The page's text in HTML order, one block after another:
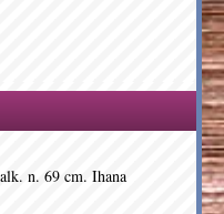
n. 69 cm. Ihana